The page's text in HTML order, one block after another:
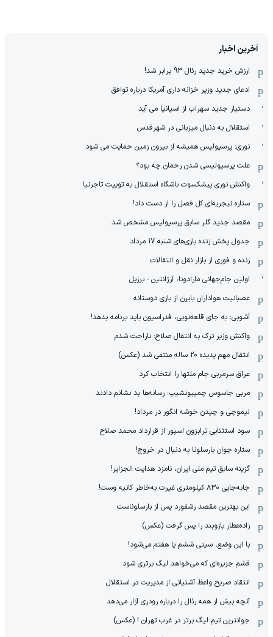
آخرین اخبار
ارزش خرید جدید رئال 93 برابر شد!
ادعای جدید وزیر خزانه داری آمریکا درباره توافق
دستیار جدید سهراب از اسپانیا می آید
استقلال به دنبال میزبانی در شهرقدس
نوری: پرسپولیس همیشه از بیرون زمین حمایت می شود
علت پرسپولیسی شدن رحمان چه بود؟
واکنش نوری پیشکسوت باشگاه استقلال به توییت تاجرنیا
ستاره نیجریه‌ای کل فصل را از دست داد!
مقصد جدید گلر سابق پرسپولیس مشخص شد
جدول پخش زنده بازی‌های شنبه 17 مرداد
زنده و فوری از بازار نقل و انتقالات
اولین جام‌جهانی مارادونا، آرژانتین - برزیل
عصبانیت هواداران بایرن از بازی دوستانه
آشوبی: به جای قلعه‌نویی، فدراسیون باید برنامه بدهد!
واکنش وزیر ترک به انتقال صلاح: ناراحت شدم
انتقال مهم پدیده 20 ساله منتفی شد (عکس)
عراق سرمربی جام ملتها را انتخاب کرد
مربی جاسوس چمپیونشیپ: رسانه‌ها بد نشانم دادند
لیموچی و چیدن خوشه انگور در مرداد!
سود استثنایی ترابزون اسپور از قرارداد محمد صلاح
ستاره جوان بارسلونا به دنبال در خروج!
گزینه سابق تیم ملی ایران، نامزد هدایت الجزایر!
جابه‌جایی ۸۳۰ کیلومتری غیرت به‌خاطر کانیه وست!
این بهترین مقصد رشفورد پس از بارسلوناست
زاده‌عطار بازوبند را پس گرفت (عکس)
با این وضع، سیتی ششم یا هفتم می‌شود!
قشم جزیره‌ای که می‌خواهد لیگ برتری شود
انتقاد صریح واعظ آشتیانی از مدیریت در استقلال
آنچه بیش از همه رئال را درباره رودری آزار می‌دهد
جوانترین تیم لیگ برتر در غرب تهران ! (عکس)